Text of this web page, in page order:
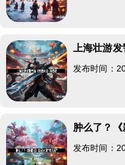
上海壮游
发布时间：
肿么了？
发布时间：